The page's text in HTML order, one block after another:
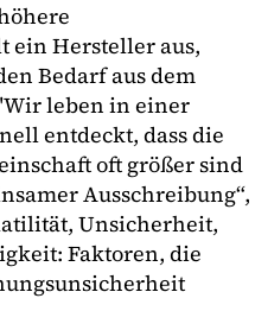
ein Hersteller aus,
Bedarf aus dem
leben in einer
entdeckt, dass die
oft größer sind
Ausschreibung“,
Unsicherheit,
Faktoren, die